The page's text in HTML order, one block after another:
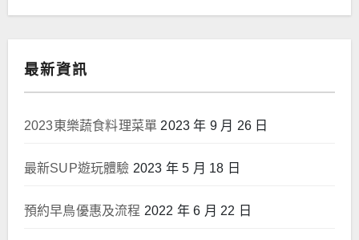
最新資訊
2023東樂蔬食料理菜單 2023 年 9 月 26 日
最新SUP遊玩體驗 2023 年 5 月 18 日
預約早鳥優惠及流程 2022 年 6 月 22 日